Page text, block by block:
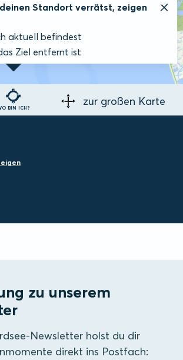
BIN ICH?
Standort verrätst, zeigen
aktuell befindest
Ziel entfernt ist
zur großen Karte
zu unserem
Newsletter holst du dir
direkt ins Postfach: